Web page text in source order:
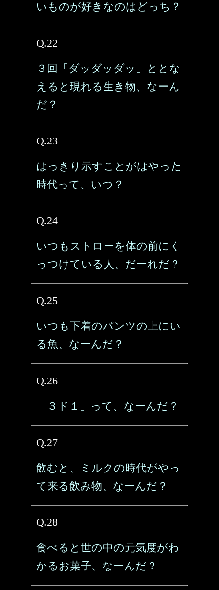
いものが好きなのはどっち？
Q.22
３回「ダッダッダッ」ととな
えると現れる生き物、なーん
だ？
Q.23
はっきり示すことがはやった
時代って、いつ？
Q.24
いつもストローを体の前にく
っつけている人、だーれだ？
Q.25
いつも下着のパンツの上にい
る魚、なーんだ？
Q.26
「３ド１」って、なーんだ？
Q.27
飲むと、ミルクの時代がやっ
て来る飲み物、なーんだ？
Q.28
食べると世の中の元気度がわ
かるお菓子、なーんだ？